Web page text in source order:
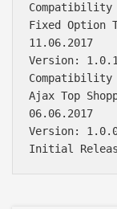
Fixed Option
11.06.2017
Version:
Compatibility
Ajax Top
06.06.2017
Version: